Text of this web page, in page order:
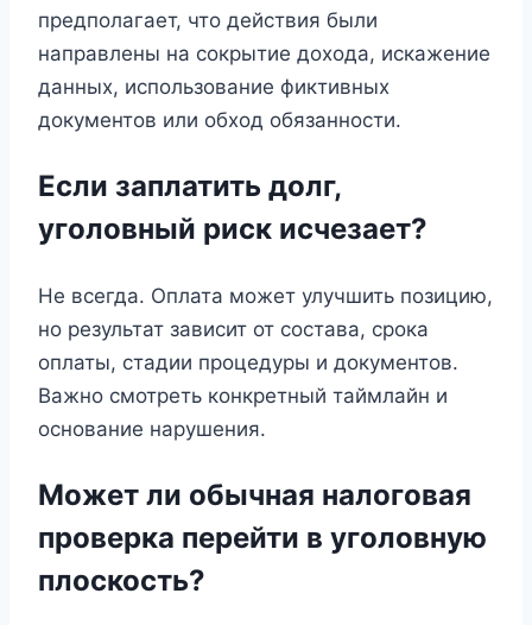
предполагает, что действия были
направлены на сокрытие дохода, искажение
данных, использование фиктивных
документов или обход обязанности.
Если заплатить долг,
уголовный риск исчезает?
Не всегда. Оплата может улучшить позицию,
но результат зависит от состава, срока
оплаты, стадии процедуры и документов.
Важно смотреть конкретный таймлайн и
основание нарушения.
Может ли обычная налоговая
проверка перейти в уголовную
плоскость?